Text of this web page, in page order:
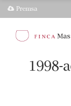
Premsa
1998-